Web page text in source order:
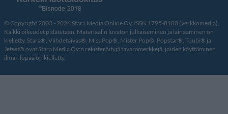
© Copyright 2003 - 2026 Stara Media Online Oy. ISSN 1795-8180 (verkkomedia).
Kaikki oikeudet pidätetään. Materiaalin luvaton julkaiseminen ja lainaaminen on
kielletty. Stara®, Viihdetaivas®, Miss Pop®, Mister Pop®, Popstar®, Tuubi® ja
Jetset® ovat Stara Media Oy:n rekisteröityjä tavaramerkkejä, joiden käyttäminen
ilman lupaa on kielletty.